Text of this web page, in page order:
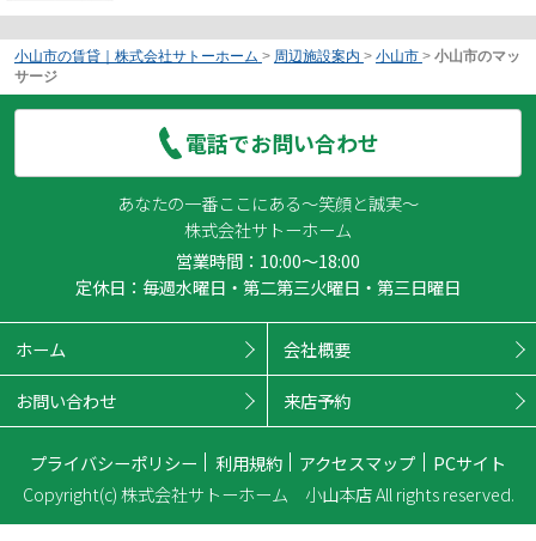
小山市の賃貸｜株式会社サトーホーム > 周辺施設案内 > 小山市 > 小山市のマッ
サージ
電話でお問い合わせ
あなたの一番ここにある～笑顔と誠実～
株式会社サトーホーム
営業時間：10:00～18:00
定休日：毎週水曜日・第二第三火曜日・第三日曜日
ホーム 会社概要
お問い合わせ 来店予約
プライバシーポリシー 利用規約 アクセスマップ
PCサイト
Copyright(c) 株式会社サトーホーム 小山本店 All rights reserved.